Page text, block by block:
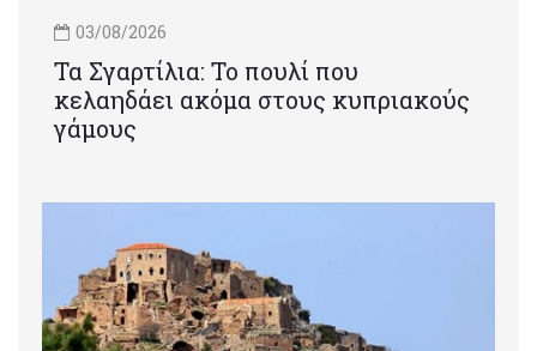
03/08/2026
Τα Σγαρτίλια: Το πουλί που
κελαηδάει ακόμα στους κυπριακούς
γάμους